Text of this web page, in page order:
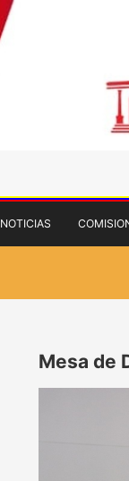
NOTICIAS
Mesa de